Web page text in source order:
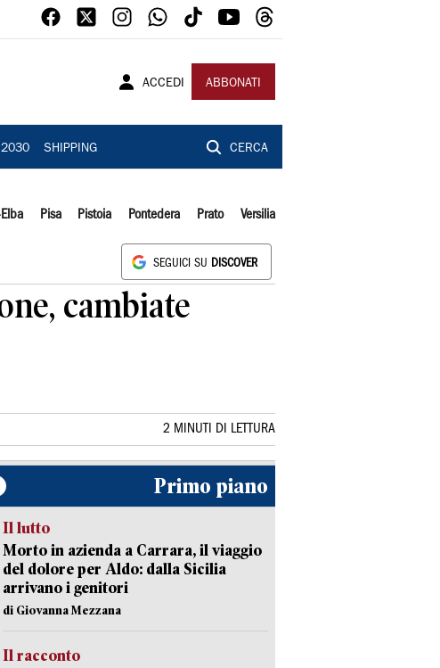
ACCEDI ABBONATI
2030 SHIPPING CERCA
Pisa Pistoia Pontedera Prato Versilia
SEGUICI SU DISCOVER
cambiate
2 MINUTI DI LETTURA
Primo piano
Il lutto
Morto in azienda a Carrara, il viaggio
del dolore per Aldo: dalla Sicilia
arrivano i genitori
di Giovanna Mezzana
Il racconto